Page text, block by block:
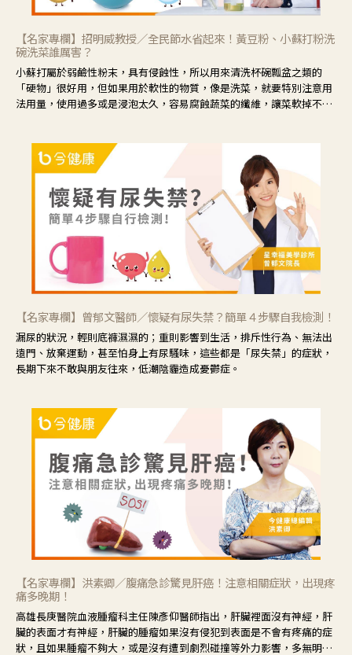
【名家專欄】招明威教授／全民節水省起來！黃豆粉、小蘇打粉洗
碗洗菜誰厲害？
小蘇打屬於弱鹼性粉末，具有侵蝕性，所以用來清洗杯碗瓢盆之類的
「硬物」很好用，但如果用於軟性的物質，像是洗菜，就要特別注意用
法用量，使用過多或是浸泡太久，容易腐蝕蔬菜的纖維，讓菜軟掉不清
【名家專欄】曾郁文醫師／懷疑有尿失禁？簡單４步驟自我檢測！
漏尿的狀況，輕則底褲濕濕的；重則影響到生活，排斥性行為、無法出
遠門、放棄運動，甚至怕身上有尿騷味，這些都是「尿失禁」的症狀，
長期下來不敢與朋友往來，低潮陰霾造成憂鬱症。
【名家專欄】洪素卿／腹痛急診驚見肝癌！注意相關症狀，出現疼
痛多晚期！
高雄長庚醫院血液腫瘤科主任陳彥仰醫師指出，肝臟裡面沒有神經，肝
臟的表面才有神經，肝臟的腫瘤如果沒有侵犯到表面是不會有疼痛的症
狀，且如果腫瘤不夠大，或是沒有遭到劇烈碰撞等外力影響，多無明顯